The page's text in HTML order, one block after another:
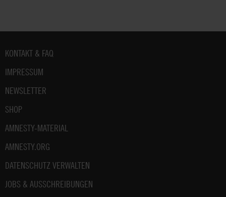
Fußbereich
KONTAKT & FAQ
IMPRESSUM
NEWSLETTER
SHOP
AMNESTY-MATERIAL
AMNESTY.ORG
DATENSCHUTZ VERWALTEN
JOBS & AUSSCHREIBUNGEN